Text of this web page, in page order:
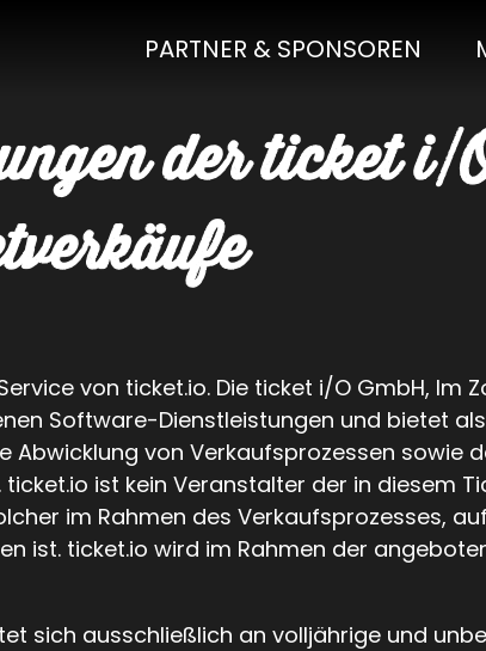
PARTNER & SPONSOREN
der ticket
von ticket.io. Die ticket i/O GmbH, Im
Software-Dienstleistungen und bietet
Abwicklung von Verkaufsprozessen sowie
ticket.io ist kein Veranstalter der in diesem
im Rahmen des Verkaufsprozesses,
ist. ticket.io wird im Rahmen der
sich ausschließlich an volljährige und